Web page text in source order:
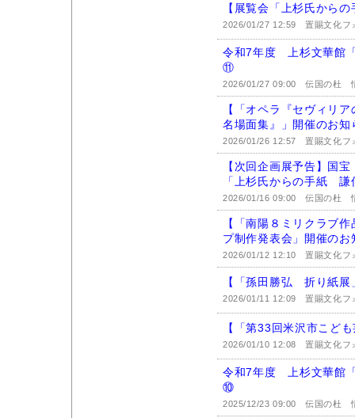
【展覧会「上杉氏から
2026/01/27 12:59置賜文化フ
令和7年度 上杉文華館
⑪
2026/01/27 09:00伝国の杜
【「オペラ『セヴィリ
名場面集』」開催のお知
2026/01/26 12:57置賜文化フ
【次回企画展予告】国
「上杉氏からの手紙 謙
2026/01/16 09:00伝国の杜
【「南陽８ミリクラブ
プ制作発表会」開催のお
2026/01/12 12:10置賜文化フ
【「孫田勝弘 折り紙展
2026/01/11 12:09置賜文化フ
【「第33回米沢市こど
2026/01/10 12:08置賜文化フ
令和7年度 上杉文華館
⑩
2025/12/23 09:00伝国の杜